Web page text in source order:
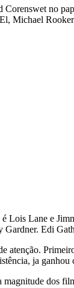
no
Michael
é Lois Lane e
Gardner. Edi
atenção.
ja
dos